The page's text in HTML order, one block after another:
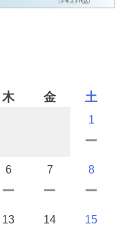
木 金 土
1
6 7 8
13 14 15